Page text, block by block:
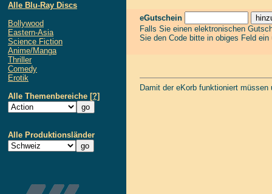
Alle Blu-Ray Discs
Bollywood
Eastern-Asia
Science Fiction
Anime/Manga
Thriller
Comedy
Erotik
Alle Themenbereiche [?]
Alle Produktionsländer
eGutschein
Falls Sie einen elektronischen
Sie den Code bitte in obiges Feld
Damit der eKorb funktioniert